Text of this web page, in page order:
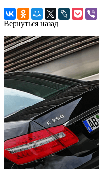
Вернуться назад